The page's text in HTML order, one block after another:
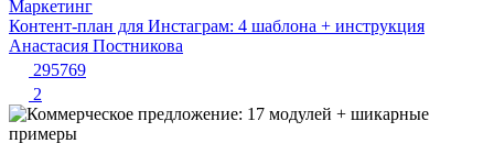
Маркетинг
Контент-план для Инстаграм: 4 шаблона + инструкция
Анастасия Постникова
295769
2